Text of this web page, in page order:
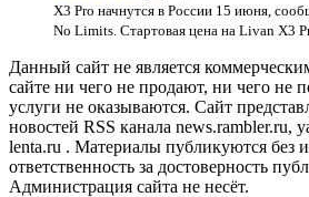
X3 Pro начнутся в России 15 июня,
No Limits. Cтартовая цена на Livan X3
Данный сайт не является
сайте ни чего не продают, ни чего не
услуги не оказываются. Сайт
новостей RSS канала news.rambler.ru,
lenta.ru . Материалы публикуются без
ответственность за достоверность
Администрация сайта не несёт.